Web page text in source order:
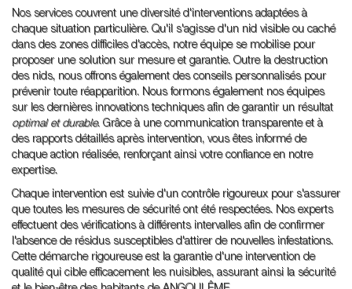
Nos services couvrent une diversité d'interventions adaptées à
chaque situation particulière. Qu'il s'agisse d'un nid visible ou caché
dans des zones difficiles d'accès, notre équipe se mobilise pour
proposer une solution sur mesure et garantie. Outre la destruction
des nids, nous offrons également des conseils personnalisés pour
prévenir toute réapparition. Nous formons également nos équipes
sur les dernières innovations techniques afin de garantir un résultat
optimal et durable. Grâce à une communication transparente et à
des rapports détaillés après intervention, vous êtes informé de
chaque action réalisée, renforçant ainsi votre confiance en notre
expertise.
Chaque intervention est suivie d'un contrôle rigoureux pour s'assurer
que toutes les mesures de sécurité ont été respectées. Nos experts
effectuent des vérifications à différents intervalles afin de confirmer
l'absence de résidus susceptibles d'attirer de nouvelles infestations.
Cette démarche rigoureuse est la garantie d'une intervention de
qualité qui cible efficacement les nuisibles, assurant ainsi la sécurité